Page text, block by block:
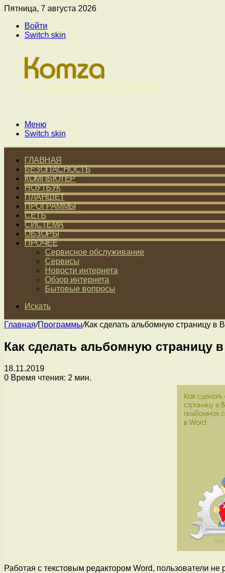
Пятница, 7 августа 2026
Войти
Switch skin
Меню
Switch skin
ГЛАВНАЯ
БЕЗОПАСНОСТЬ
КОМПЬЮТЕР
НОУТБУК
ПЛАНШЕТ
ПРОГРАММЫ
СЕТЬ
СИСТЕМА
ОБЗОРЫ
ПРОЧЕЕ
Сервисное обслуживание
Сервисы
Новости интернета
Обзор интернета
Бытовые вопросы
Искать
Главная/Программы/Как сделать альбомную страницу в
Как сделать альбомную страницу
18.11.2019
0 Время чтения: 2 мин.
Работая с текстовым редактором Word, пользователи